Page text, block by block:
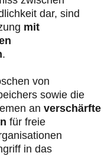
dar, sind
mit
.
von
sowie die
an verschärfte
für freie
in das